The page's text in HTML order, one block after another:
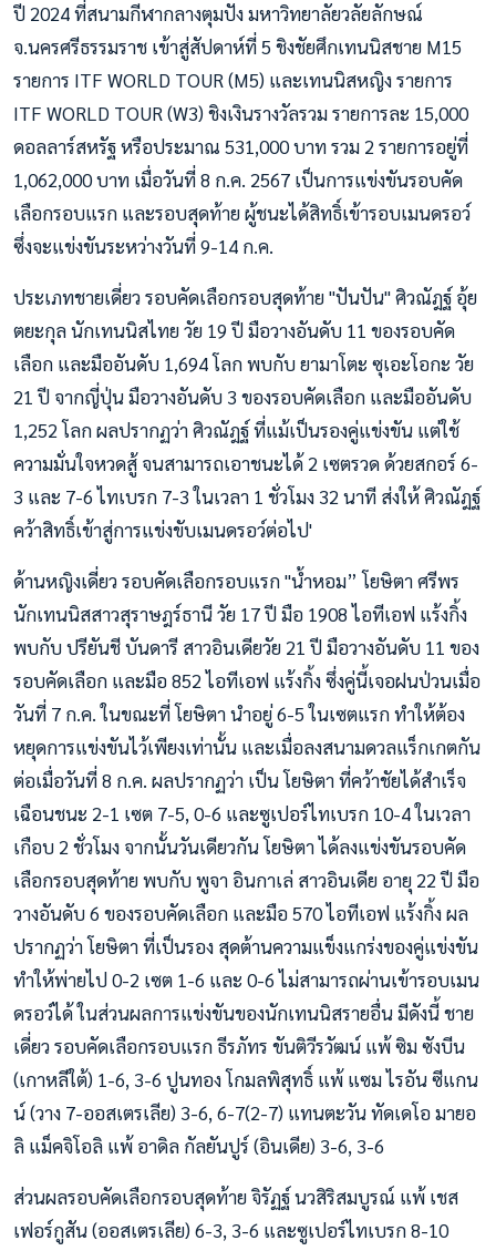
ปี 2024 ที่สนามกีฬากลางตุมปัง มหาวิทยาลัยวลัยลักษณ์
จ.นครศรีธรรมราช เข้าสู่สัปดาห์ที่ 5 ชิงชัยศึกเทนนิสชาย M15
รายการ ITF WORLD TOUR (M5) และเทนนิสหญิง รายการ
ITF WORLD TOUR (W3) ชิงเงินรางวัลรวม รายการละ 15,000
ดอลลาร์สหรัฐ หรือประมาณ 531,000 บาท รวม 2 รายการอยู่ที่
1,062,000 บาท เมื่อวันที่ 8 ก.ค. 2567 เป็นการแข่งขันรอบคัด
เลือกรอบแรก และรอบสุดท้าย ผู้ชนะได้สิทธิ์เข้ารอบเมนดรอว์
ซึ่งจะแข่งขันระหว่างวันที่ 9-14 ก.ค.
ประเภทชายเดี่ยว รอบคัดเลือกรอบสุดท้าย "ปันปัน" ศิวณัฎฐ์ อุ้ย
ตยะกุล นักเทนนิสไทย วัย 19 ปี มือวางอันดับ 11 ของรอบคัด
เลือก และมืออันดับ 1,694 โลก พบกับ ยามาโตะ ซุเอะโอกะ วัย
21 ปี จากญี่ปุ่น มือวางอันดับ 3 ของรอบคัดเลือก และมืออันดับ
1,252 โลก ผลปรากฏว่า ศิวณัฎฐ์ ที่แม้เป็นรองคู่แข่งขัน แต่ใช้
ความมั่นใจหวดสู้ จนสามารถเอาชนะได้ 2 เซตรวด ด้วยสกอร์ 6-
3 และ 7-6 ไทเบรก 7-3 ในเวลา 1 ชั่วโมง 32 นาที ส่งให้ ศิวณัฎฐ์
คว้าสิทธิ์เข้าสู่การแข่งขับเมนดรอว์ต่อไป'
ด้านหญิงเดี่ยว รอบคัดเลือกรอบแรก "น้ำหอม” โยษิตา ศรีพร
นักเทนนิสสาวสุราษฎร์ธานี วัย 17 ปี มือ 1908 ไอทีเอฟ แร้งกิ้ง
พบกับ ปรียันชี บันดารี สาวอินเดียวัย 21 ปี มือวางอันดับ 11 ของ
รอบคัดเลือก และมือ 852 ไอทีเอฟ แร้งกิ้ง ซึ่งคู่นี้เจอฝนป่วนเมื่อ
วันที่ 7 ก.ค. ในขณะที่ โยษิตา นำอยู่ 6-5 ในเซตแรก ทำให้ต้อง
หยุดการแข่งขันไว้เพียงเท่านั้น และเมื่อลงสนามดวลแร็กเกตกัน
ต่อเมื่อวันที่ 8 ก.ค. ผลปรากฏว่า เป็น โยษิตา ที่คว้าชัยได้สำเร็จ
เฉือนชนะ 2-1 เซต 7-5, 0-6 และซูเปอร์ไทเบรก 10-4 ในเวลา
เกือบ 2 ชั่วโมง จากนั้นวันเดียวกัน โยษิตา ได้ลงแข่งขันรอบคัด
เลือกรอบสุดท้าย พบกับ พูจา อินกาเล่ สาวอินเดีย อายุ 22 ปี มือ
วางอันดับ 6 ของรอบคัดเลือก และมือ 570 ไอทีเอฟ แร้งกิ้ง ผล
ปรากฏว่า โยษิตา ที่เป็นรอง สุดต้านความแข็งแกร่งของคู่แข่งขัน
ทำให้พ่ายไป 0-2 เซต 1-6 และ 0-6 ไม่สามารถผ่านเข้ารอบเมน
ดรอว์ได้ ในส่วนผลการแข่งขันของนักเทนนิสรายอื่น มีดังนี้ ชาย
เดี่ยว รอบคัดเลือกรอบแรก ธีรภัทร ขันติวีรวัฒน์ แพ้ ซิม ซังบีน
(เกาหลีใต้) 1-6, 3-6 ปูนทอง โกมลพิสุทธิ์ แพ้ แซม ไรอัน ซีแกน
น์ (วาง 7-ออสเตรเลีย) 3-6, 6-7(2-7) แทนตะวัน ทัดเดโอ มายอ
ลิ แม็คจิโอลิ แพ้ อาดิล กัลยันปูร์ (อินเดีย) 3-6, 3-6
ส่วนผลรอบคัดเลือกรอบสุดท้าย จิรัฏฐ์ นวสิริสมบูรณ์ แพ้ เชส
เฟอร์กูสัน (ออสเตรเลีย) 6-3, 3-6 และซูเปอร์ไทเบรก 8-10